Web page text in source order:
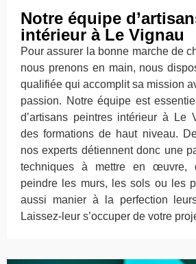
Notre équipe
intérieur à Le Vignau
Pour assurer la bonne marche de
nous prenons en main, nous
qualifiée qui accomplit sa mission
passion. Notre équipe est
d’artisans peintres intérieur à Le
des formations de haut niveau.
nos experts détiennent donc une
techniques à mettre en œuvre,
peindre les murs, les sols ou les
aussi manier à la perfection
Laissez-leur s’occuper de votre